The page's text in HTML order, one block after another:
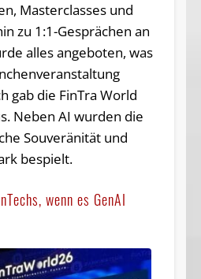
Masterclasses und
zu 1:1-Gesprächen an
alles angeboten, was
gab die FinTra World
Neben AI wurden die
Souveränität und
bespielt.
wenn es GenAI